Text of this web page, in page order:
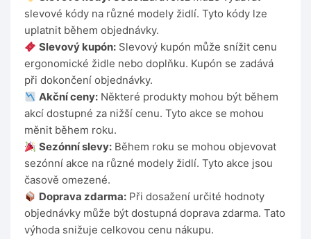
slevové kódy na různé modely židlí. Tyto kódy lze
uplatnit během objednávky.
Slevový kupón: Slevový kupón může snížit cenu
ergonomické židle nebo doplňku. Kupón se zadává
při dokončení objednávky.
Akční ceny: Některé produkty mohou být během
akcí dostupné za nižší cenu. Tyto akce se mohou
měnit během roku.
Sezónní slevy: Během roku se mohou objevovat
sezónní akce na různé modely židlí. Tyto akce jsou
časově omezené.
Doprava zdarma: Při dosažení určité hodnoty
objednávky může být dostupná doprava zdarma. Tato
výhoda snižuje celkovou cenu nákupu.